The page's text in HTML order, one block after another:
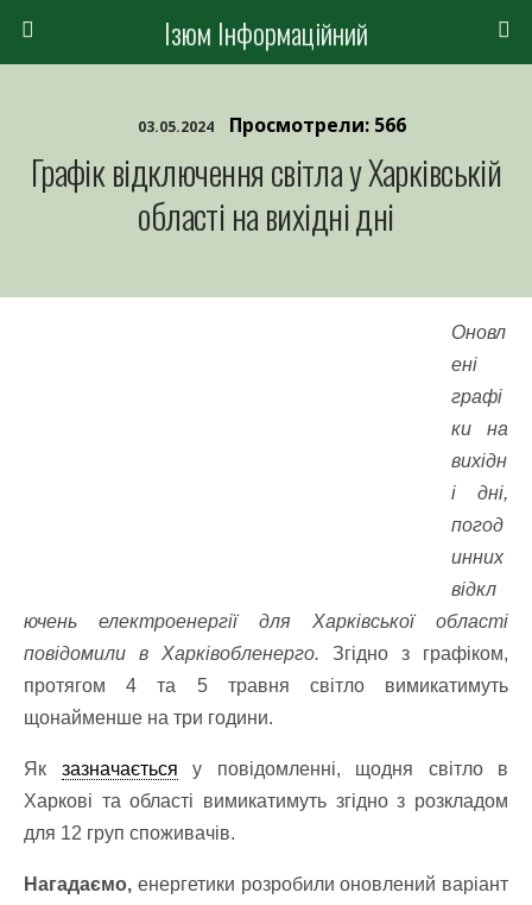
Ізюм Інформаційний
03.05.2024 Просмотрели: 566
Графік відключення світла у Харківській
області на вихідні дні
Оновл
ені
графі
ки на
вихідн
і дні,
погод
инних
відкл
ючень електроенергії для Харківської області
повідомили в Харківобленерго. Згідно з графіком,
протягом 4 та 5 травня світло вимикатимуть
щонайменше на три години.
Як зазначається у повідомленні, щодня світло в
Харкові та області вимикатимуть згідно з розкладом
для 12 груп споживачів.
Нагадаємо, енергетики розробили оновлений варіант